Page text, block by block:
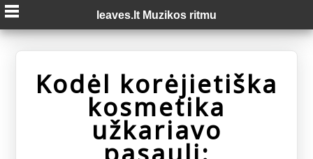
Skip
to
content
leaves.lt Muzikos ritmu
Kodėl korėjietiška
kosmetika
užkariavo